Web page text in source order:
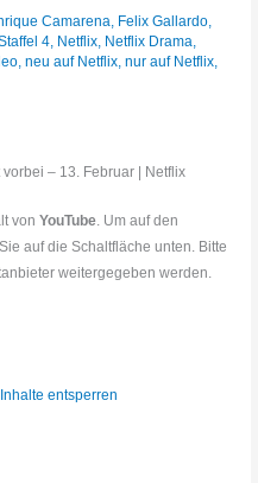
Camarena, Felix Gallardo,
4, Netflix, Netflix Drama,
,neu auf Netflix,nur auf Netflix,
– 13. Februar | Netflix
vonYouTube . Um auf den
auf die Schaltfläche unten. Bitte
weitergegeben werden.
entsperren